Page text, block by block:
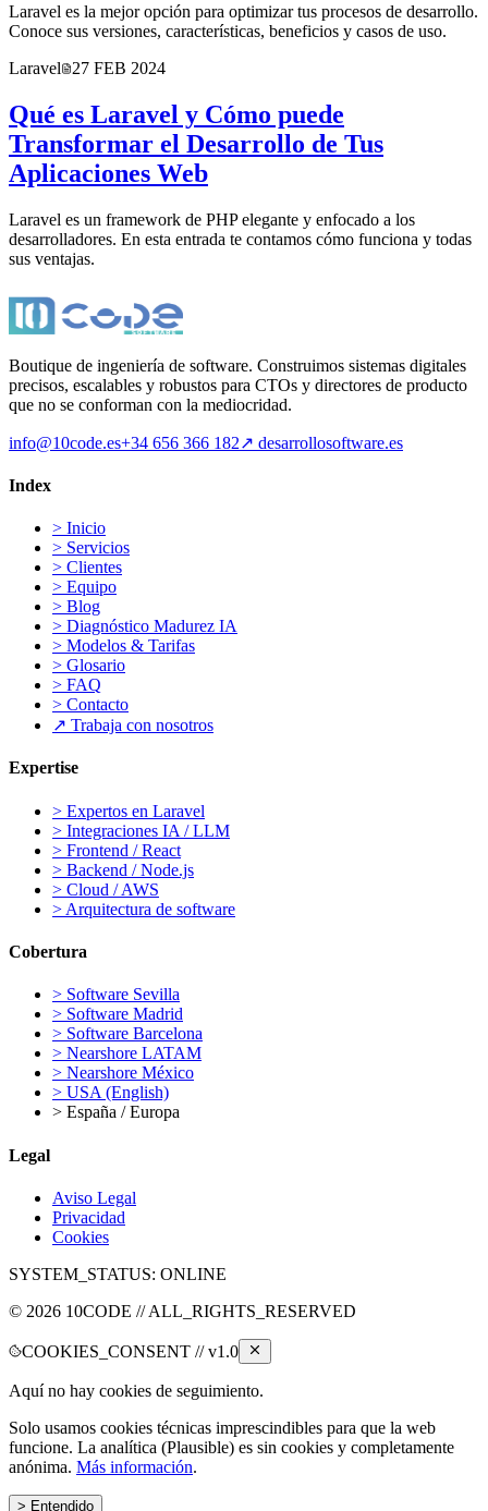
Laravel es la mejor opción para optimizar tus procesos de desarrollo.
Conoce sus versiones, características, beneficios y casos de uso.
Laravel
27 FEB 2024
Qué es Laravel y Cómo puede
Transformar el Desarrollo de Tus
Aplicaciones Web
Laravel es un framework de PHP elegante y enfocado a los
desarrolladores. En esta entrada te contamos cómo funciona y todas
sus ventajas.
Boutique de ingeniería de software. Construimos sistemas digitales
precisos, escalables y robustos para CTOs y directores de producto
que no se conforman con la mediocridad.
info@10code.es+34 656 366 182↗ desarrollosoftware.es
Index
> Inicio
> Servicios
> Clientes
> Equipo
> Blog
> Diagnóstico Madurez IA
> Modelos & Tarifas
> Glosario
> FAQ
> Contacto
↗ Trabaja con nosotros
Expertise
> Expertos en Laravel
> Integraciones IA / LLM
> Frontend / React
> Backend / Node.js
> Cloud / AWS
> Arquitectura de software
Cobertura
> Software Sevilla
> Software Madrid
> Software Barcelona
> Nearshore LATAM
> Nearshore México
> USA (English)
> España / Europa
Legal
Aviso Legal
Privacidad
Cookies
SYSTEM_STATUS: ONLINE
© 2026 10CODE // ALL_RIGHTS_RESERVED
COOKIES_CONSENT // v1.0
Aquí no hay cookies de seguimiento.
Solo usamos cookies técnicas imprescindibles para que la web
funcione. La analítica (Plausible) es sin cookies y completamente
anónima. Más información.
> Entendido